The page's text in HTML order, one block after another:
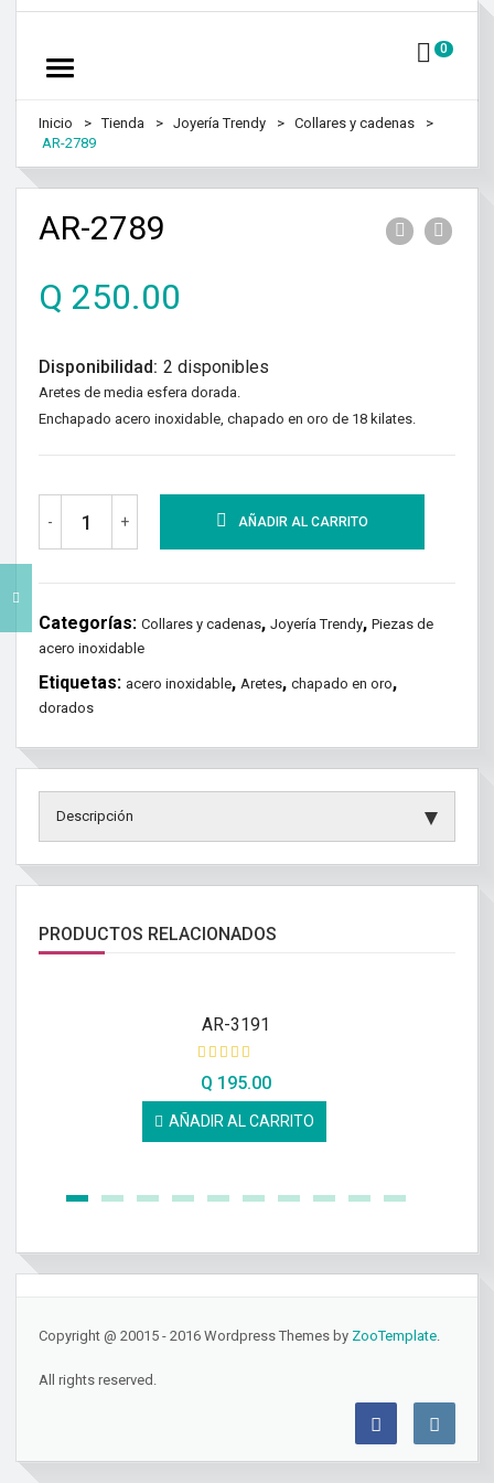
0
Inicio Tienda Joyería Trendy
Collares y cadenas
AR-2789
AR-2789
Q 250.00
Disponibilidad: 2 disponibles
Aretes de media esfera dorada.
Enchapado acero inoxidable, chapado en oro de 18 kilates.
- + AÑADIR AL CARRITO
Categorías: Collares y cadenas, Joyería Trendy, Piezas de
acero inoxidable
Etiquetas: acero inoxidable, Aretes, chapado en oro,
dorados
Descripción
PRODUCTOS RELACIONADOS
AR-3191
Q 195.00
AÑADIR AL CARRITO
Copyright @ 20015 - 2016 Wordpress Themes by ZooTemplate.
All rights reserved.